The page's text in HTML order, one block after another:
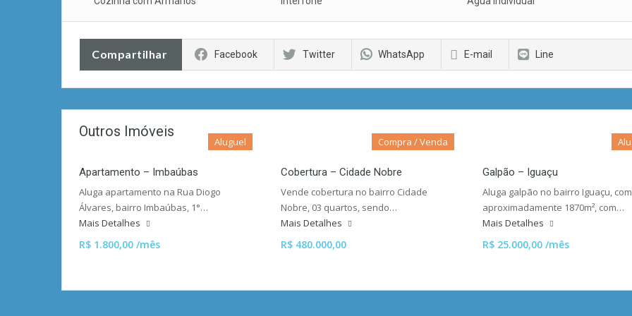
Compartilhar Facebook Twitter WhatsApp E-mail Line
Outros Imóveis
Aluguel
Apartamento – Imbaúbas
Aluga apartamento na Rua Diogo
Álvares, bairro Imbaúbas, 1°…
Mais Detalhes
R$ 1.800,00 /mês
Compra / Venda
Cobertura – Cidade Nobre
Vende cobertura no bairro Cidade
Nobre, 03 quartos, sendo…
Mais Detalhes
R$ 480.000,00
Galpão – Iguaçu
Aluga galpão no bairro Iguaçu, com
aproximadamente 1870m², com…
Mais Detalhes
R$ 25.000,00 /mês